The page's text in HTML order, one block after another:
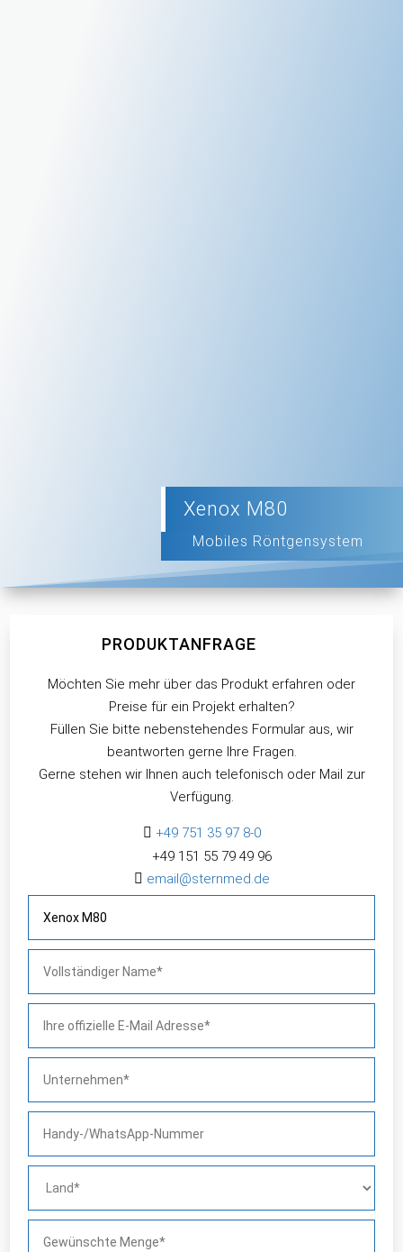
Xenox M80
Mobiles Röntgensystem
PRODUKTANFRAGE
Möchten Sie mehr über das Produkt erfahren oder
Preise für ein Projekt erhalten?
Füllen Sie bitte nebenstehendes Formular aus, wir
beantworten gerne Ihre Fragen.
Gerne stehen wir Ihnen auch telefonisch oder Mail zur
Verfügung.
 +49 751 35 97 8-0
+49 151 55 79 49 96
 email@sternmed.de